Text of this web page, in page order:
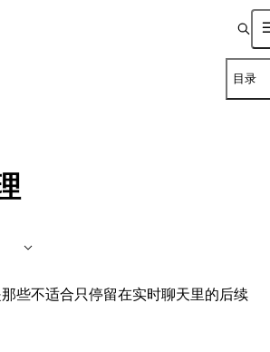
目录
些不适合只停留在实时聊天里的后续